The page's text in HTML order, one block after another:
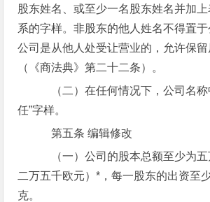
股东姓名、或至少一名股东姓名并加
系的字样。非股东的他人姓名不得置
公司是从他人处受让营业的，允许保
（《商法典》第二十二条）。
（二）在任何情况下，公司名称
任”字样。
第五条 编辑修改
（一）公司的股本总额至少为五
二万五千欧元）*，每一股东的出资至
克。